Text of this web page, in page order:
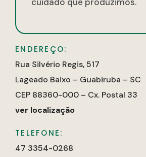
ENDEREÇO:
Rua Silvério Regis, 517
Lageado Baixo – Guabiruba – SC
CEP 88360-000 – Cx. Postal 33
ver localização
TELEFONE:
47 3354-0268